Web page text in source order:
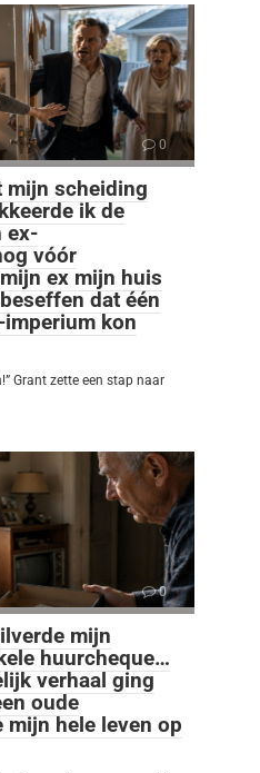
0
mijn scheiding
ik de
ex-
vóór
ex mijn huis
dat één
kon
Grant zette een stap naar
0
mijn
huurcheque…
verhaal ging
oude
hele leven op